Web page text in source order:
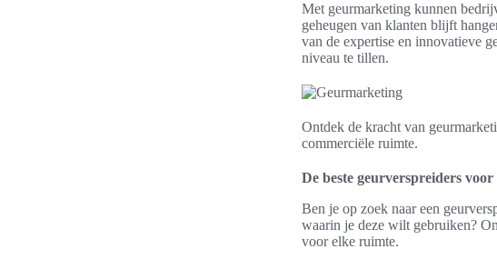
Met geurmarketing kunnen
geheugen van klanten blijft
van de expertise en innovatieve
niveau te tillen.
Ontdek de kracht van
commerciële ruimte.
De beste geurverspreiders
Ben je op zoek naar een
waarin je deze wilt gebruiken?
voor elke ruimte.